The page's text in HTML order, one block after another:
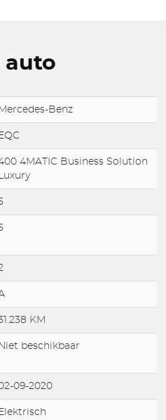
auto
Mercedes-Benz
EQC
4MATIC Business Solution
Luxury
KM
Niet beschikbaar
09-2020
Elektrisch